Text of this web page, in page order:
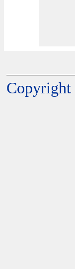
Copyright